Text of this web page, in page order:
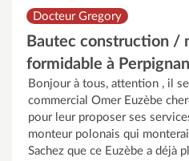
Docteur Gregory
Bautec construction /
formidable à Perpignan
Bonjour à tous, attention , il
commercial Omer Euzèbe
pour leur proposer ses
monteur polonais qui
Sachez que ce Euzèbe a déjà